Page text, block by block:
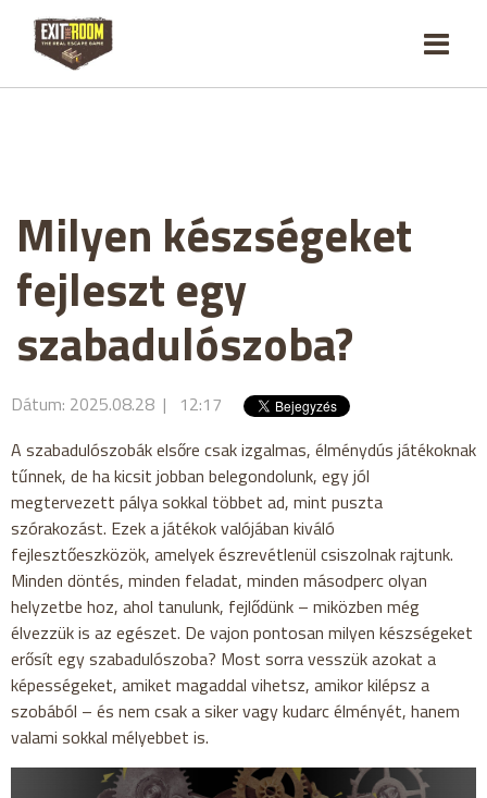
Milyen készségeket
fejleszt egy
szabadulószoba?
Dátum: 2025.08.28 | 12:17
A szabadulószobák elsőre csak izgalmas, élménydús játékoknak
tűnnek, de ha kicsit jobban belegondolunk, egy jól
megtervezett pálya sokkal többet ad, mint puszta
szórakozást. Ezek a játékok valójában kiváló
fejlesztőeszközök, amelyek észrevétlenül csiszolnak rajtunk.
Minden döntés, minden feladat, minden másodperc olyan
helyzetbe hoz, ahol tanulunk, fejlődünk – miközben még
élvezzük is az egészet. De vajon pontosan milyen készségeket
erősít egy szabadulószoba? Most sorra vesszük azokat a
képességeket, amiket magaddal vihetsz, amikor kilépsz a
szobából – és nem csak a siker vagy kudarc élményét, hanem
valami sokkal mélyebbet is.